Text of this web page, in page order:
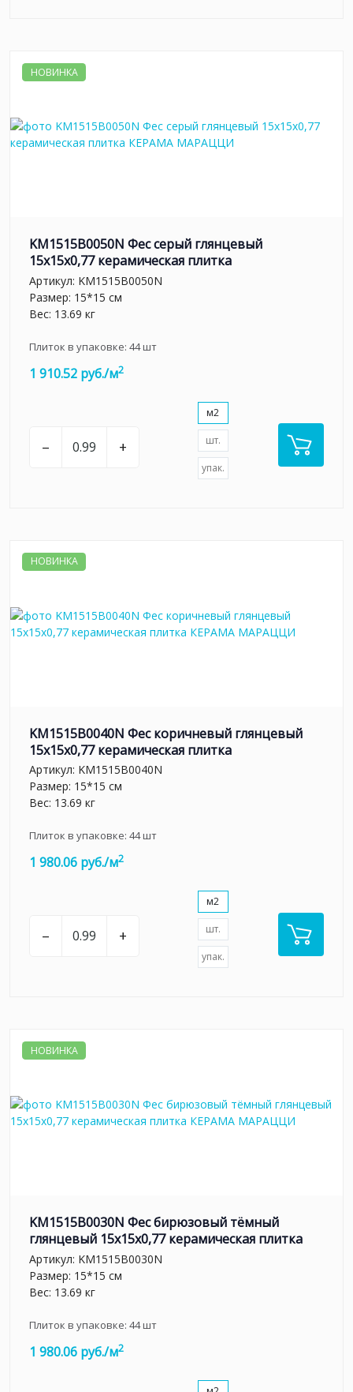
НОВИНКА
KM1515B0050N Фес серый глянцевый
15x15x0,77 керамическая плитка
Артикул: KM1515B0050N
Размер: 15*15 см
Вес: 13.69 кг
Плиток в упаковке: 44шт
1 910.52 руб./м2
– +
м2
шт.
упак.
НОВИНКА
KM1515B0040N Фес коричневый глянцевый
15x15x0,77 керамическая плитка
Артикул: KM1515B0040N
Размер: 15*15 см
Вес: 13.69 кг
Плиток в упаковке: 44шт
1 980.06 руб./м2
– +
м2
шт.
упак.
НОВИНКА
KM1515B0030N Фес бирюзовый тёмный
глянцевый 15x15x0,77 керамическая плитка
Артикул: KM1515B0030N
Размер: 15*15 см
Вес: 13.69 кг
Плиток в упаковке: 44шт
1 980.06 руб./м2